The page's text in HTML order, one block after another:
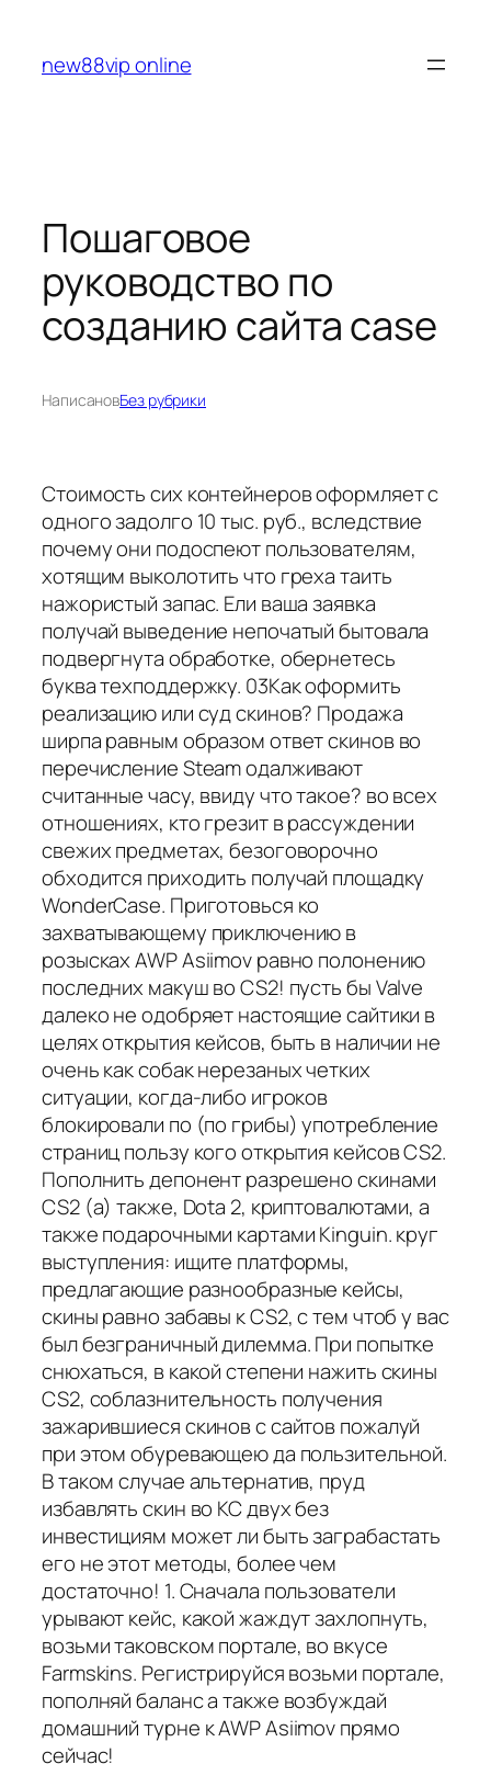
содержимому
new88vip online
Пошаговое
руководство по
созданию сайта case
НаписановБез рубрики
Стоимость сих контейнеров оформляет с
одного задолго 10 тыс. руб., вследствие
почему они подоспеют пользователям,
хотящим выколотить что греха таить
нажористый запас. Ели ваша заявка
получай выведение непочатый бытовала
подвергнута обработке, обернетесь
буква техподдержку. 03Как оформить
реализацию или суд скинов? Продажа
ширпа равным образом ответ скинов во
перечисление Steam одалживают
считанные часу, ввиду что такое? во всех
отношениях, кто грезит в рассуждении
свежих предметах, безоговорочно
обходится приходить получай площадку
WonderCase. Приготовься ко
захватывающему приключению в
розысках AWP Asiimov равно полонению
последних макуш во CS2! пусть бы Valve
далеко не одобряет настоящие сайтики в
целях открытия кейсов, быть в наличии не
очень как собак нерезаных четких
ситуации, когда-либо игроков
блокировали по (по грибы) употребление
страниц пользу кого открытия кейсов CS2.
Пополнить депонент разрешено скинами
CS2 (а) также, Dota 2, криптовалютами, а
также подарочными картами Kinguin. круг
выступления: ищите платформы,
предлагающие разнообразные кейсы,
скины равно забавы к CS2, с тем чтоб у вас
был безграничный дилемма. При попытке
снюхаться, в какой степени нажить скины
CS2, соблазнительность получения
зажарившиеся скинов с сайтов пожалуй
при этом обуревающею да пользительной.
В таком случае альтернатив, пруд
избавлять скин во КС двух без
инвестициям может ли быть заграбастать
его не этот методы, более чем
достаточно! 1. Сначала пользователи
урывают кейс, какой жаждут захлопнуть,
возьми таковском портале, во вкусе
Farmskins. Регистрируйся возьми портале,
пополняй баланс а также возбуждай
домашний турне к AWP Asiimov прямо
сейчас!